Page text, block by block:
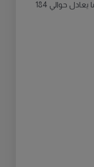
"، كأغنى شخص سويدي في القائمة. وتُقدّر ثروته بـ18.6 مليار دولار، أي ما يعادل حوالي 184